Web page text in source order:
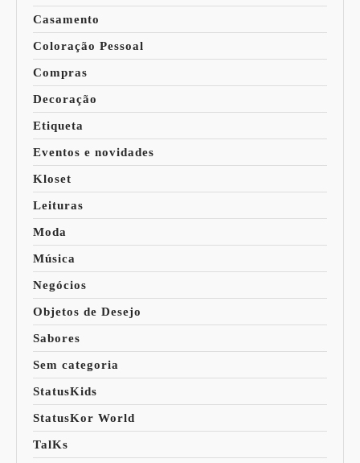
Casamento
Coloração Pessoal
Compras
Decoração
Etiqueta
Eventos e novidades
Kloset
Leituras
Moda
Música
Negócios
Objetos de Desejo
Sabores
Sem categoria
StatusKids
StatusKor World
TalKs